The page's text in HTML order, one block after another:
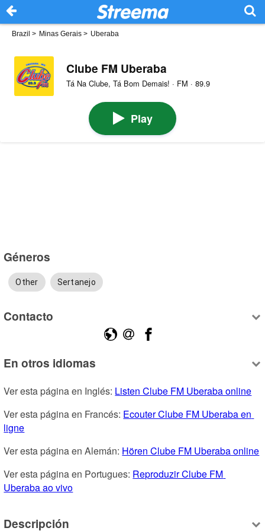
Brazil > Minas Gerais > Uberaba
Clube FM Uberaba
Tá Na Clube, Tá Bom Demais! · FM · 89.9
Play
Géneros
Other Sertanejo
Contacto
En otros idiomas
Ver esta página en Inglés: Listen Clube FM Uberaba online
Ver esta página en Francés: Ecouter Clube FM Uberaba en
ligne
Ver esta página en Alemán: Hören Clube FM Uberaba online
Ver esta página en Portugues: Reproduzir Clube FM
Uberaba ao vivo
Descripción